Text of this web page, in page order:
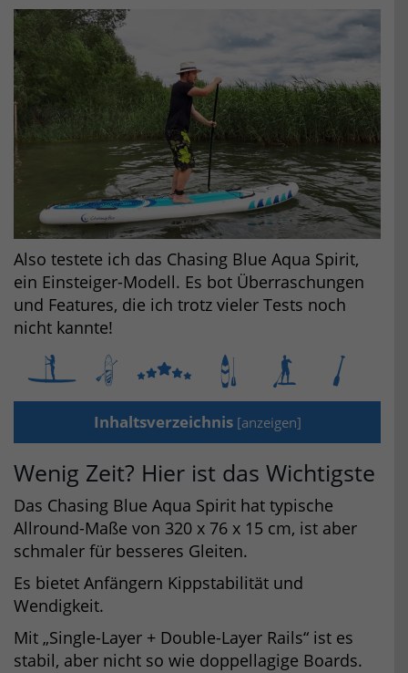
Also testete ich das Chasing Blue Aqua Spirit,
ein Einsteiger-Modell. Es bot Überraschungen
und Features, die ich trotz vieler Tests noch
nicht kannte!
Inhaltsverzeichnis [anzeigen]
Wenig Zeit? Hier ist das Wichtigste
Das Chasing Blue Aqua Spirit hat typische
Allround-Maße von 320 x 76 x 15 cm, ist aber
schmaler für besseres Gleiten.
Es bietet Anfängern Kippstabilität und
Wendigkeit.
Mit „Single-Layer + Double-Layer Rails“ ist es
stabil, aber nicht so wie doppellagige Boards.